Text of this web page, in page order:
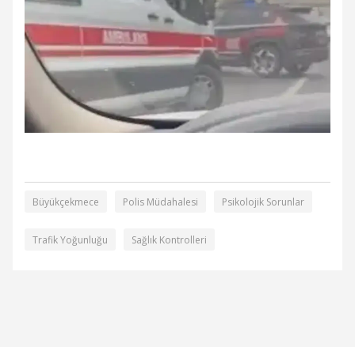
Büyükçekmece Polis Müdahalesi Psikolojik Sorunlar
Trafik Yoğunluğu Sağlık Kontrolleri